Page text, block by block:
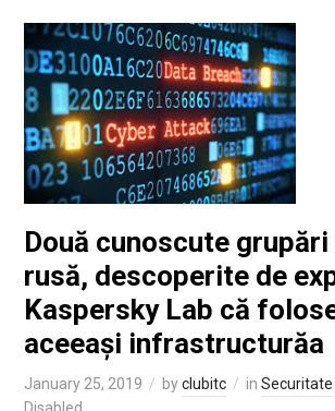
Două cunoscute
rusă, descoperite de
Kaspersky Lab că
aceeași infrastructurăa
January 25, 2019 byclubitc in Securitate